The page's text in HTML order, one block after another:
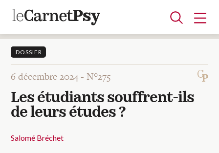
Articles
A la une
Adolescence
Dispositif
Enfance
Périnatalité
Psychanalyse
Psychopathologie
Soin
Dossiers
DOSSIER
6 décembre 2024 -N°275
Les étudiants souffrent-ils
de leurs études ?
Salomé Bréchet